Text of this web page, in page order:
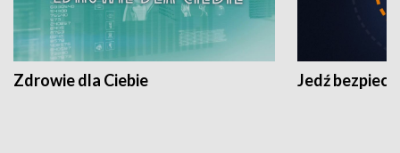
Zdrowie dla Ciebie Jedź